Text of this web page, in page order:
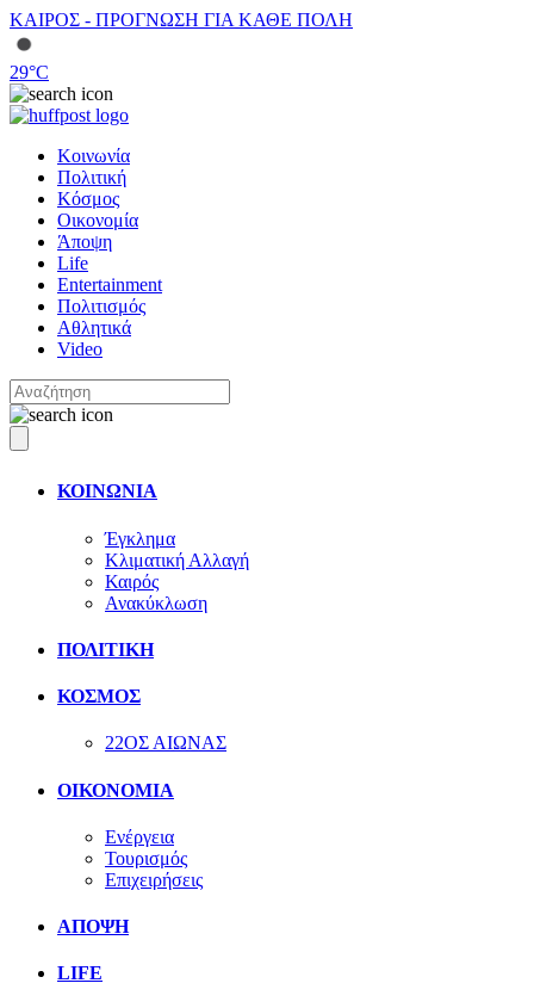
ΚΑΙΡΟΣ - ΠΡΟΓΝΩΣΗ ΓΙΑ ΚΑΘΕ ΠΟΛΗ
29°C
Κοινωνία
Πολιτική
Κόσμος
Οικονομία
Άποψη
Life
Entertainment
Πολιτισμός
Αθλητικά
Video
ΚΟΙΝΩΝΙΑ
Έγκλημα
Κλιματική Αλλαγή
Καιρός
Ανακύκλωση
ΠΟΛΙΤΙΚΗ
ΚΟΣΜΟΣ
22ΟΣ ΑΙΩΝΑΣ
ΟΙΚΟΝΟΜΙΑ
Ενέργεια
Τουρισμός
Επιχειρήσεις
ΑΠΟΨΗ
LIFE